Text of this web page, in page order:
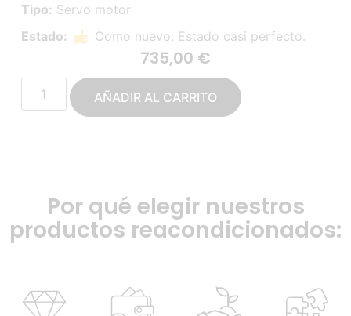
Tipo: Servo motor
Estado:
Como nuevo: Estado casi perfecto.
735,00 €
AÑADIR AL CARRITO
Por qué elegir nuestros
productos reacondicionados: